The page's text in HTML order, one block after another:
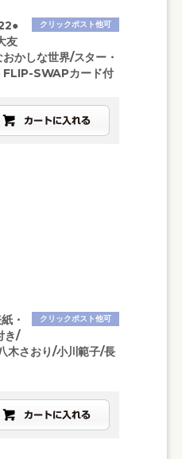
クリックポスト他可
友
かしな世界/スター・
FLIP-SWAPカード付
クリックポスト他可
・
き/
木さおり/小川範子/長